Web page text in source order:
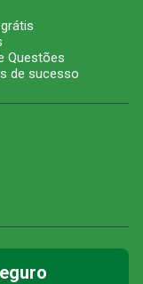
Questões
de sucesso